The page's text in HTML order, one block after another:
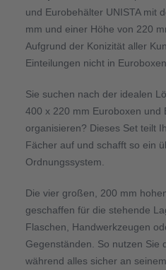
und Eurobehälter UNISTA mit
mm und einer Höhe von 220
Aufgrund der Konizität aller
Einteilungen nicht in
Sie suchen nach der idealen
400 x 220 mm Euroboxen und
organisieren? Dieses Set teilt
Fächer auf und schafft so ein
Ordnungssystem.
Die vier großen, 200 mm
geschaffen für die stehende
Flaschen, Handwerkzeugen
Gegenständen. So nutzen Sie
während alles sicher an